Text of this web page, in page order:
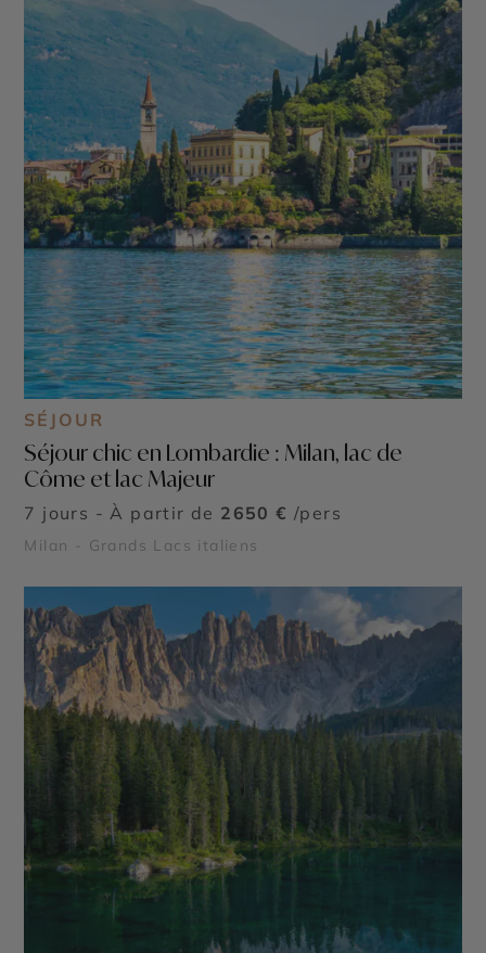
SÉJOUR
Séjour chic en Lombardie : Milan, lac de
Côme et lac Majeur
7 jours - À partir de 2650 € /pers
Milan - Grands Lacs italiens